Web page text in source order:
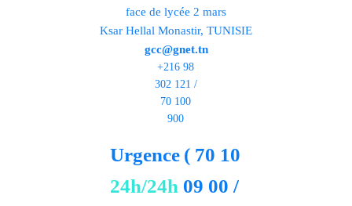
face de lycée 2 mars
Ksar Hellal Monastir, TUNISIE
gcc@gnet.tn
+216 98
302 121 /
70 100
900
Urgence
24h/24h
( 70 10
09 00 /